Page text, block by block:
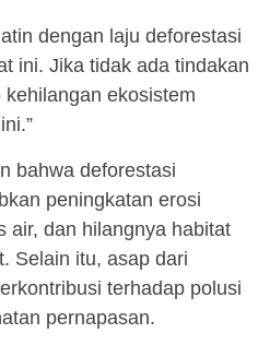
dengan laju deforestasi
ini. Jika tidak ada tindakan
ekosistem
bahwa deforestasi
peningkatan erosi
air, dan hilangnya habitat
Selain itu, asap dari
terhadap polusi
pernapasan.